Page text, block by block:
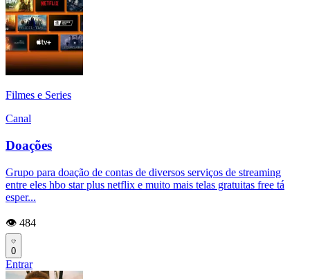
Filmes e Series
Canal
Doações
Grupo para doação de contas de diversos serviços de streaming
entre eles hbo star plus netflix e muito mais telas gratuitas free tá
esper...
👁️ 484
0
Entrar